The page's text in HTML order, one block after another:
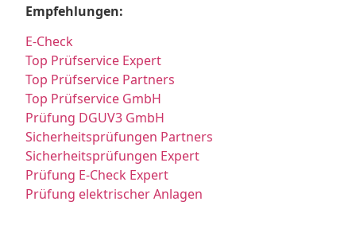
Empfehlungen:
E-Check
Top Prüfservice Expert
Top Prüfservice Partners
Top Prüfservice GmbH
Prüfung DGUV3 GmbH
Sicherheitsprüfungen Partners
Sicherheitsprüfungen Expert
Prüfung E-Check Expert
Prüfung elektrischer Anlagen